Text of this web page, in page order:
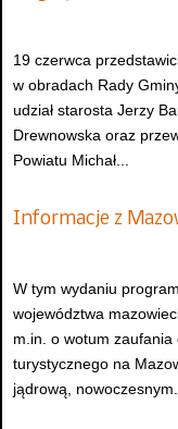
19 czerwca
w obradach Rady
udział starosta Jerzy
Drewnowska oraz
Powiatu Michał...
Informacje z
W tym wydaniu
województwa
m.in. o wotum zaufania
turystycznego na
jądrową, nowoczesnym...